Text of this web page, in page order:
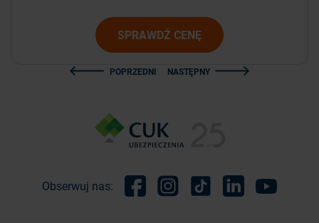
SPRAWDŹ CENĘ
POPRZEDNI NASTĘPNY
Obserwuj nas: